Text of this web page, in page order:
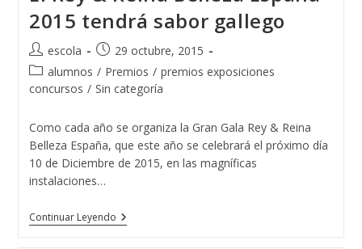
2015 tendrá sabor gallego
Autor
de
la
escola
Publicación
de
la
entrada:
29 octubre, 2015
Categoría
de
entrada:
alumnos / Premios / premios exposiciones
concursos / Sin categoría
Como cada año se organiza la Gran Gala Rey & Reina
Belleza España, que este año se celebrará el próximo día
10 de Diciembre de 2015, en las magníficas
instalaciones…
Continuar LeyendoEl
Rey